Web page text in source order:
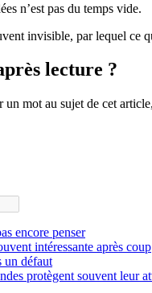
n’est pas du temps vide.
invisible, par lequel ce
lecture ?
un mot au sujet de cet
encore penser
intéressante après coup
un défaut
protègent souvent leur